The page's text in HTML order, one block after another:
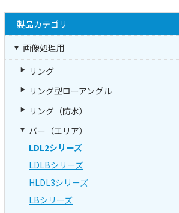
製品カテゴリ
画像処理用
リング
リング型ローアングル
リング（防水）
バー（エリア）
LDL2シリーズ
LDLBシリーズ
HLDL3シリーズ
LBシリーズ